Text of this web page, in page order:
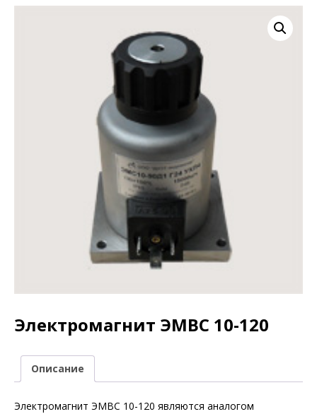
Электромагнит ЭМВС 10-120
Описание
Электромагнит ЭМВС 10-120 являются аналогом